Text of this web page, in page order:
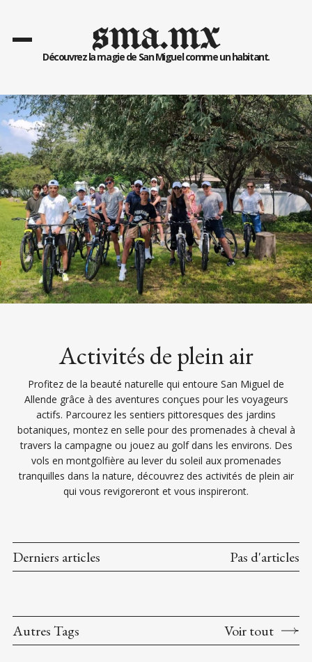
sma.mx
Découvrez la magie de San Miguel comme un habitant.
Activités de plein air
Profitez de la beauté naturelle qui entoure San Miguel de
Allende grâce à des aventures conçues pour les voyageurs
actifs. Parcourez les sentiers pittoresques des jardins
botaniques, montez en selle pour des promenades à cheval à
travers la campagne ou jouez au golf dans les environs. Des
vols en montgolfière au lever du soleil aux promenades
tranquilles dans la nature, découvrez des activités de plein air
qui vous revigoreront et vous inspireront.
Derniers articles Pas d'articles
Autres Tags Voir tout